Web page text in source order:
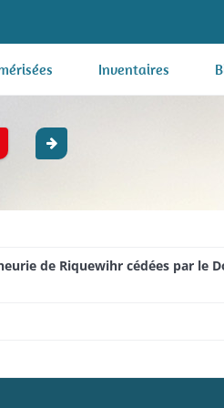
Inventaires
de Riquewihr cédées par le